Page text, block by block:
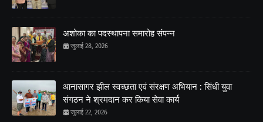
अशोका का पदस्थापना समारोह संपन्न
जुलाई 28, 2026
आनासागर झील स्वच्छता एवं संरक्षण अभियान : सिंधी युवा
संगठन ने श्रमदान कर किया सेवा कार्य
जुलाई 22, 2026